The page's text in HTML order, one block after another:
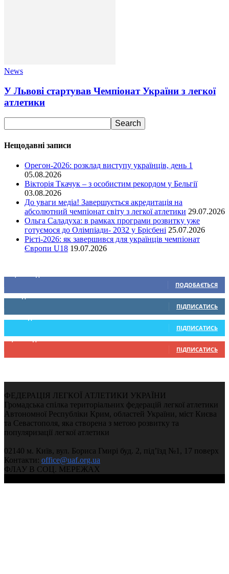
News
У Львові стартував Чемпіонат України з легкої
атлетики
Нещодавні записи
Орегон-2026: розклад виступу українців, день 1
05.08.2026
Вікторія Ткачук – з особистим рекордом у Бельгії
03.08.2026
До уваги медіа! Завершується акредитація на
абсолютний чемпіонат світу з легкої атлетики 29.07.2026
Ольга Саладуха: в рамках програми розвитку уже
готуємося до Олімпіади- 2032 у Брісбені 25.07.2026
Рієті-2026: як завершився для українців чемпіонат
Європи U18 19.07.2026
ПОДОБАЄТЬСЯ
0 Підписників
ПІДПИСАТИСЬ
234 Підписників
ПІДПИСАТИСЬ
9,370 Підписників
ПІДПИСАТИСЬ
ФЕДЕРАЦІЯ ЛЕГКОЇ АТЛЕТИКИ УКРАЇНИ
Громадська спілка територіальних федерацій легкої атлетики
Автономної Республіки Крим, областей України, міст Києва
та Севастополя, яка створена з метою розвитку та
популяризації легкої атлетики
02140 м. Київ, вул. Бориса Гмирі буд. 2, під’їзд №1, 17 поверх
Контакти: office@uaf.org.ua
ФЛАУ В СОЦ. МЕРЕЖАХ